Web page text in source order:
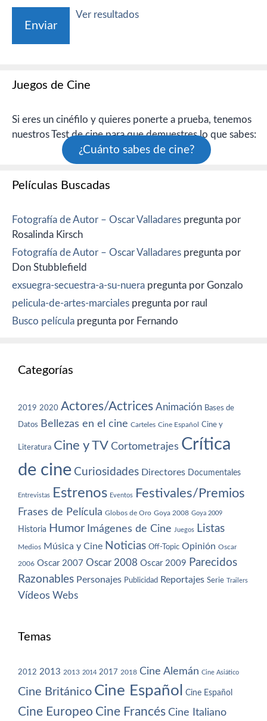
Ver resultados
Juegos de Cine
Si eres un cinéfilo y quieres ponerte a prueba, tenemos
nuestros Test de cine para que demuestres lo que sabes:
¿Cuánto sabes de cine?
Películas Buscadas
Fotografía de Autor – Oscar Valladares pregunta por
Rosalinda Kirsch
Fotografía de Autor – Oscar Valladares pregunta por
Don Stubblefield
exsuegra-secuestra-a-su-nuera pregunta por Gonzalo
pelicula-de-artes-marciales pregunta por raul
Busco película pregunta por Fernando
Categorías
2019 2020 Actores/Actrices Animación Bases de
Datos Bellezas en el cine Carteles Cine Español Cine y
Literatura Cine y TV Cortometrajes Crítica
de cine Curiosidades Directores Documentales
Entrevistas Estrenos Eventos Festivales/Premios
Frases de Película Globos de Oro Goya 2008 Goya 2009
Historia Humor Imágenes de Cine Juegos Listas
Medios Música y Cine Noticias Off-Topic Opinión Oscar
2006 Oscar 2007 Oscar 2008 Oscar 2009 Parecidos
Razonables Personajes Publicidad Reportajes Serie Trailers
Vídeos Webs
Temas
2012 2013 2013 2014 2017 2018 Cine Alemán Cine Asiático
Cine Británico Cine Español Cine Español
Cine Europeo Cine Francés Cine Italiano